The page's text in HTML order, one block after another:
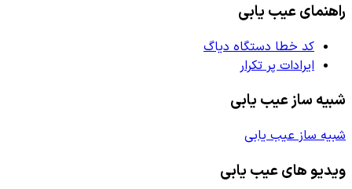
راهنمای عیب یابی
کد خطا دستگاه دیاگ
ایرادات پر تکرار
شبیه ساز عیب یابی
شبیه ساز عیب یابی
ویدیو های عیب یابی